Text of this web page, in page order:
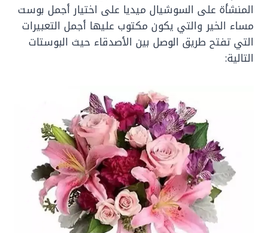
المنشأة على السوشيال ميديا على اختيار أجمل بوست
مساء الخير والتي يكون مكتوب عليها أجمل التعبيرات
التي تفتح طريق الوصل بين الأصدقاء حيث البوستات
التالية: